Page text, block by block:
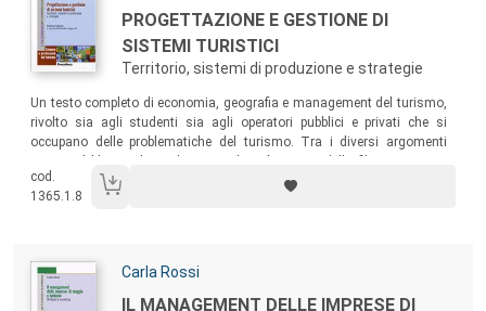
Titolo:
PROGETTAZIONE E GESTIONE DI
SISTEMI TURISTICI
Territorio, sistemi di produzione e strategie
Un testo completo di economia, geografia e management del turismo,
rivolto sia agli studenti sia agli operatori pubblici e privati che si
occupano delle problematiche del turismo. Tra i diversi argomenti
come l’ecoturismo, la gestione dei territori e le tipologie di rischio a cui
i luoghi turistici sono più frequentemente esposti.
cod.
1365.1.8
Autori:
Carla Rossi
Titolo:
IL MANAGEMENT DELLE IMPRESE DI